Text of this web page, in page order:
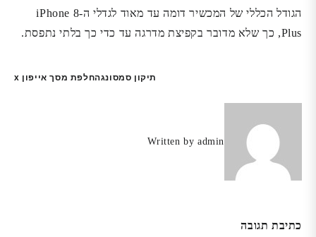
הגודל הכללי של המכשיר דומה עד מאוד לגדלי ה-iPhone 8
Plus, כך שלא מדובר בקפיצת מדרגה עד כדי כך בלתי נתפסת.
תיקון סמסונגהחלפת מסך אייפון x
Written by admin
כתיבת תגובה